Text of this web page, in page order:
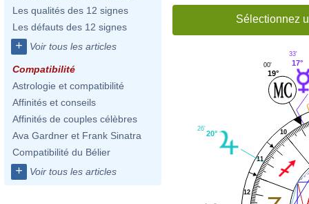
Les qualités des 12 signes
Les défauts des 12 signes
+ Voir tous les articles
Compatibilité
Astrologie et compatibilité
Affinités et conseils
Affinités de couples célèbres
Ava Gardner et Frank Sinatra
Compatibilité du Bélier
+ Voir tous les articles
Sélectionnez
10
11
12
17°
33'
19°
00'
20°
26'